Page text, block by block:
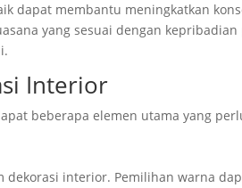
dapat membantu meningkatkan
yang sesuai dengan
Interior
beberapa elemen utama yang
interior. Pemilihan warna